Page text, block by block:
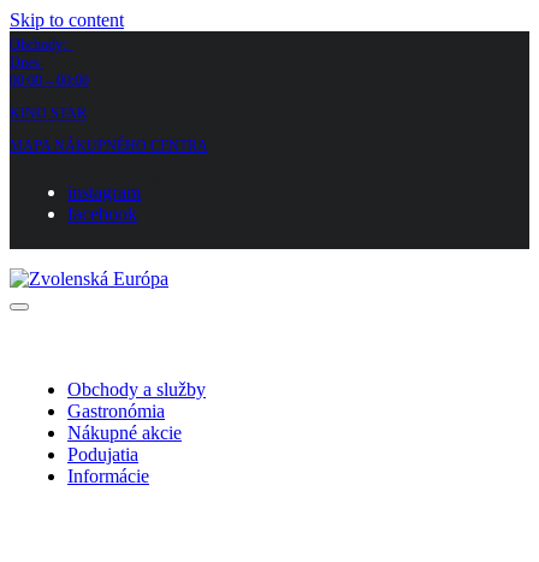
Skip to content
Obchody:
Dnes
00:00 – 00:00
KINO STAR
MAPA NÁKUPNÉHO CENTRA
instagram
facebook
Obchody a služby
Gastronómia
Nákupné akcie
Podujatia
Informácie